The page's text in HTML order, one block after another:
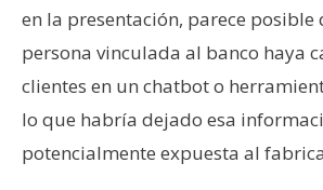
en la presentación, parece posible
persona vinculada al banco haya
clientes en un chatbot o
lo que habría dejado esa
potencialmente expuesta al